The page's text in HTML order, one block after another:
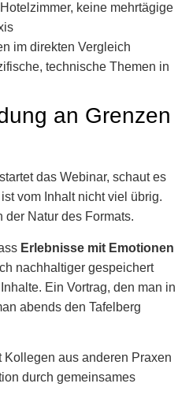
keine mehrtägige
im direkten Vergleich
technische Themen in
an Grenzen
das Webinar, schaut es
vom Inhalt nicht viel übrig.
der Natur des Formats.
Erlebnisse mit Emotionen
nachhaltiger gespeichert
Ein Vortrag, den man in
abends den Tafelberg
Kollegen aus anderen Praxen
durch gemeinsames